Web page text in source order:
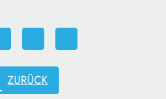
ZURÜCK